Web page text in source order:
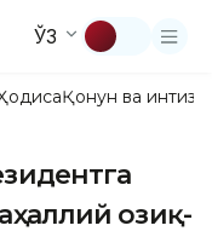
ЎЗ
Қонун ва
озиқ-